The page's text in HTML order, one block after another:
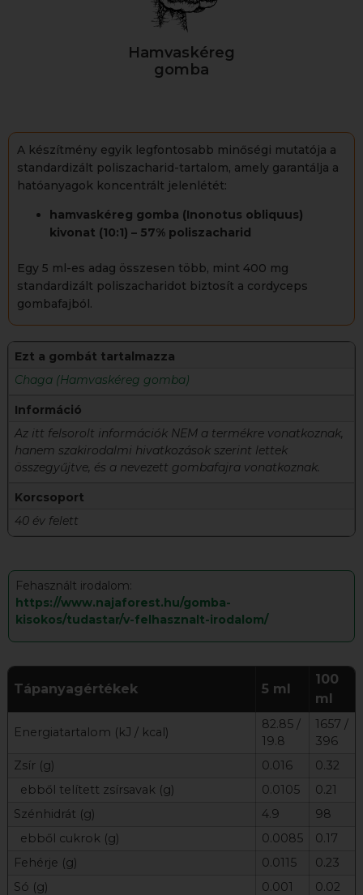
Hamvaskéreg
gomba
A készítmény egyik legfontosabb minőségi mutatója a
standardizált poliszacharid-tartalom, amely garantálja a
hatóanyagok koncentrált jelenlétét:
hamvaskéreg gomba (Inonotus obliquus)
kivonat (10:1) – 57% poliszacharid
Egy 5 ml-es adag összesen több, mint 400 mg
standardizált poliszacharidot biztosít a cordyceps
gombafajból.
Ezt a gombát tartalmazza
Chaga (Hamvaskéreg gomba)
Információ
Az itt felsorolt információk NEM a termékre vonatkoznak,
hanem szakirodalmi hivatkozások szerint lettek
összegyűjtve, és a nevezett gombafajra vonatkoznak.
Korcsoport
40 év felett
Fehasznált irodalom:
https://www.najaforest.hu/gomba-
kisokos/tudastar/v-felhasznalt-irodalom/
Tápanyagértékek 5 ml
100
ml
Energiatartalom (kJ / kcal)
82.85 /
19.8
1657 /
396
Zsír (g)
0.016
0.32
ebből telített zsírsavak (g)
0.0105
0.21
Szénhidrát (g)
4.9
98
ebből cukrok (g)
0.0085
0.17
Fehérje (g)
0.0115
0.23
Só (g)
0.001
0.02